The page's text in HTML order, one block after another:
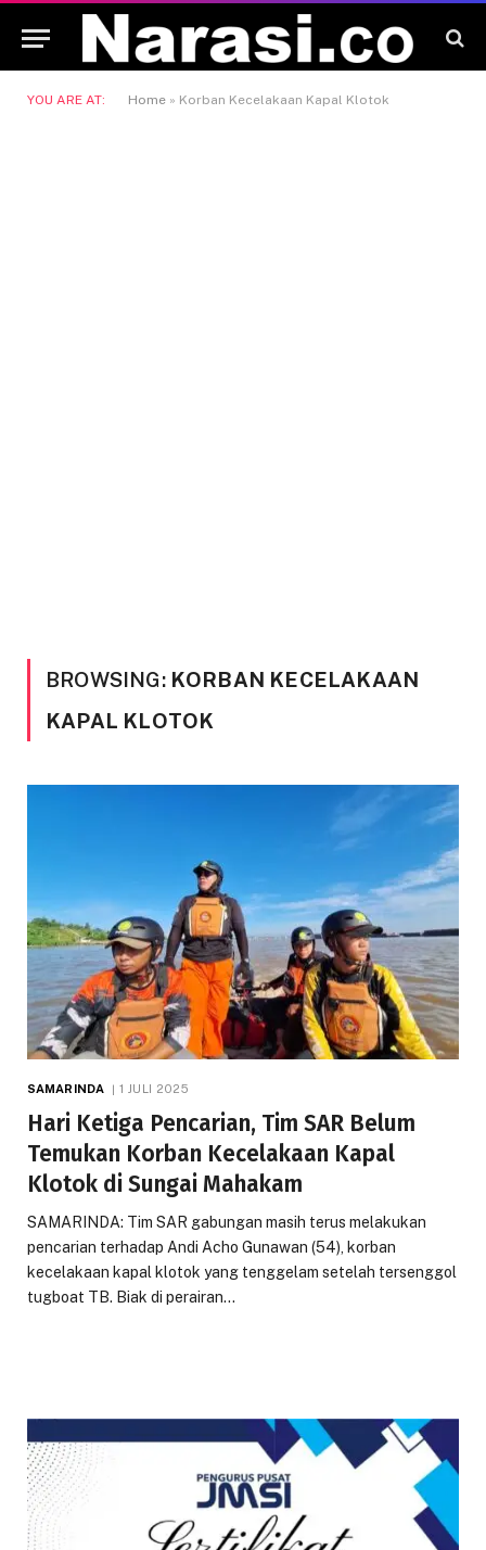
YOU ARE AT: Home » Korban Kecelakaan Kapal Klotok
BROWSING: KORBAN KECELAKAAN
KAPAL KLOTOK
SAMARINDA 1 JULI 2025
Hari Ketiga Pencarian, Tim SAR Belum
Temukan Korban Kecelakaan Kapal
Klotok di Sungai Mahakam
SAMARINDA: Tim SAR gabungan masih terus melakukan
pencarian terhadap Andi Acho Gunawan (54), korban
kecelakaan kapal klotok yang tenggelam setelah tersenggol
tugboat TB. Biak di perairan…